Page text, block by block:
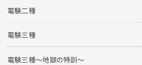
電験二種
電験三種
電験三種〜地獄の特訓〜